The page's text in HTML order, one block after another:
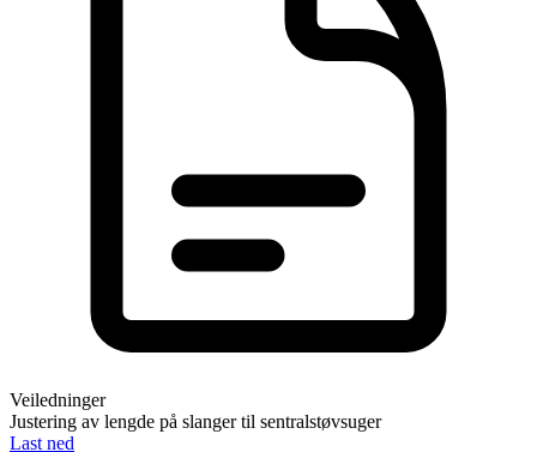
Veiledninger
Justering av lengde på slanger til sentralstøvsuger
Last ned